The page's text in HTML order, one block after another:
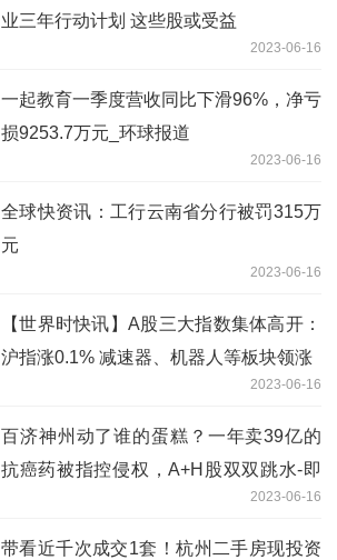
业三年行动计划 这些股或受益
2023-06-16
一起教育一季度营收同比下滑96%，净亏
损9253.7万元_环球报道
2023-06-16
全球快资讯：工行云南省分行被罚315万
元
2023-06-16
【世界时快讯】A股三大指数集体高开：
沪指涨0.1% 减速器、机器人等板块领涨
2023-06-16
百济神州动了谁的蛋糕？一年卖39亿的
抗癌药被指控侵权，A+H股双双跳水-即
2023-06-16
带看近千次成交1套！杭州二手房现投资